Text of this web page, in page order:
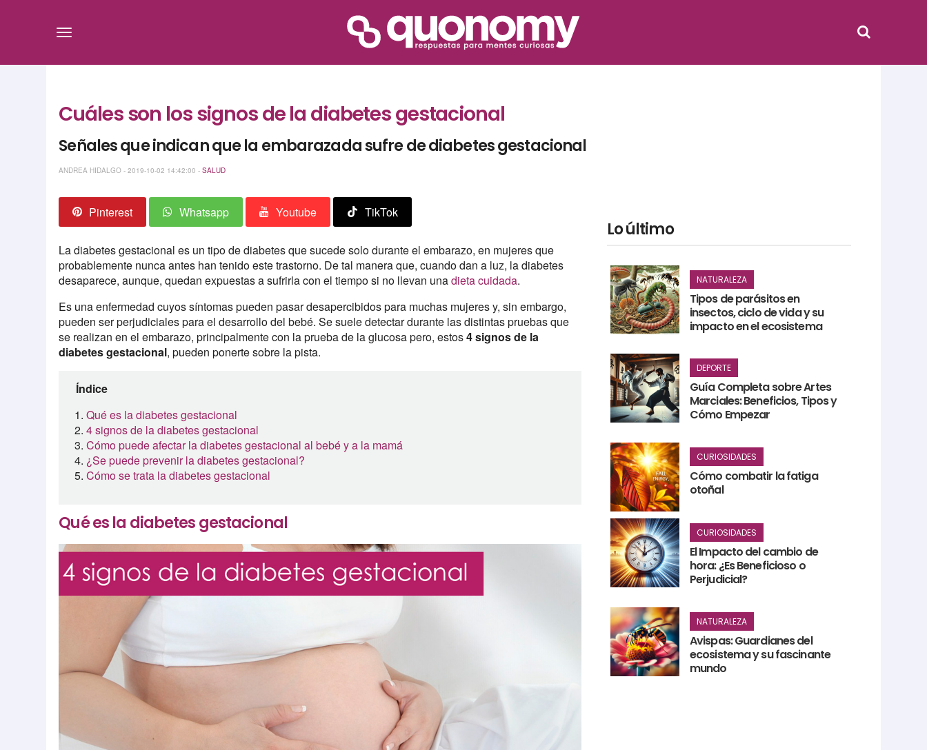
Cuáles son los signos de la diabetes gestacional
Señales que indican que la embarazada sufre de diabetes gestacional
ANDREA HIDALGO - 2019-10-02 14:42:00 -SALUD
Pinterest Whatsapp Youtube TikTok
La diabetes gestacional es un tipo de diabetes que sucede solo durante el embarazo, en mujeres que
probablemente nunca antes han tenido este trastorno. De tal manera que, cuando dan a luz, la diabetes
desaparece, aunque, quedan expuestas a sufrirla con el tiempo si no llevan unadieta cuidada.
Es una enfermedad cuyos síntomas pueden pasar desapercibidos para muchas mujeres y, sin embargo,
pueden ser perjudiciales para el desarrollo del bebé. Se suele detectar durante las distintas pruebas que
se realizan en el embarazo, principalmente con la prueba de la glucosa pero, estos4 signos de la
diabetes gestacional, pueden ponerte sobre la pista.
Índice
Qué es la diabetes gestacional
4 signos de la diabetes gestacional
Cómo puede afectar la diabetes gestacional al bebé y a la mamá
¿Se puede prevenir la diabetes gestacional?
Cómo se trata la diabetes gestacional
Qué es la diabetes gestacional
Lo último
NATURALEZA
Tipos de parásitos en
insectos, ciclo de vida y su
impacto en el ecosistema
DEPORTE
Guía Completa sobre Artes
Marciales: Beneficios, Tipos y
Cómo Empezar
CURIOSIDADES
Cómo combatir la fatiga
otoñal
CURIOSIDADES
El Impacto del cambio de
hora: ¿Es Beneficioso o
Perjudicial?
NATURALEZA
Avispas: Guardianes del
ecosistema y su fascinante
mundo